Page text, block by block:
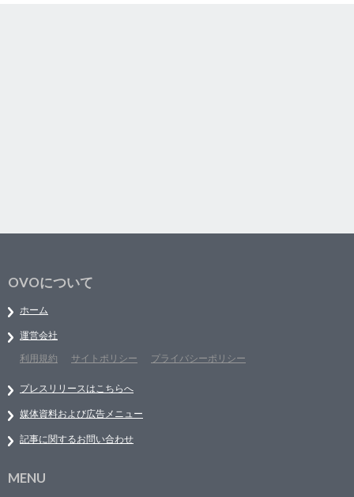
OVOについて
ホーム
運営会社
利用規約
サイトポリシー プライバシーポリシー
プレスリリースはこちらへ
媒体資料および広告メニュー
記事に関するお問い合わせ
MENU